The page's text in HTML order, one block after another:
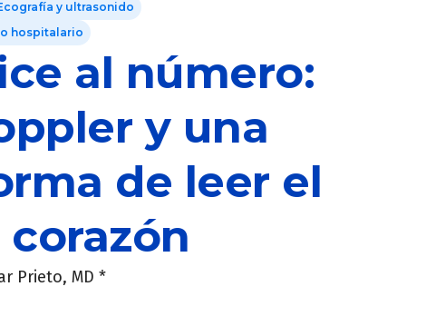
y ultrasonido
hospitalario
al número:
y una
de leer el
Prieto, MD *